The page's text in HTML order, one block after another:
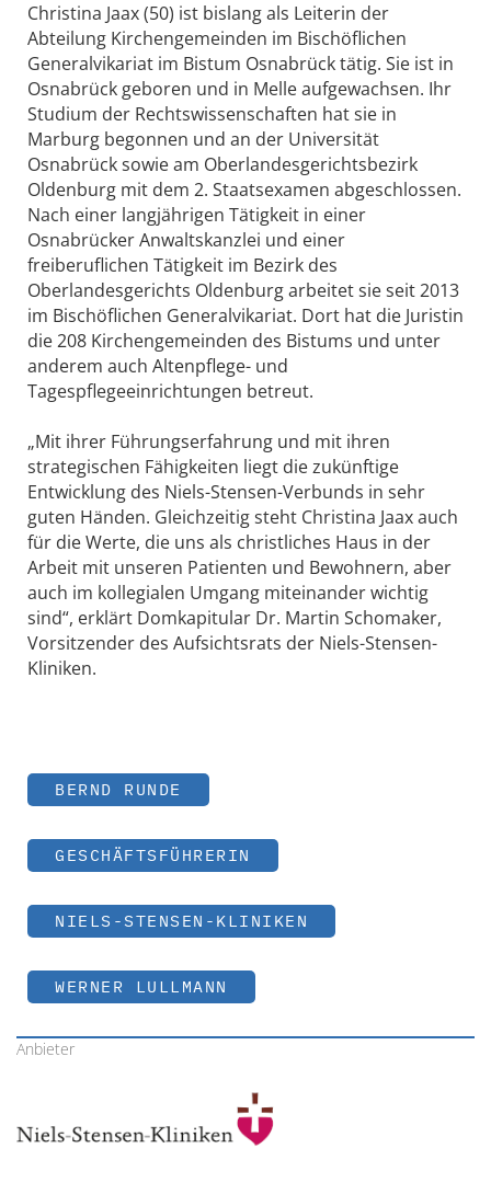
Christina Jaax (50) ist bislang als Leiterin der
Abteilung Kirchengemeinden im Bischöflichen
Generalvikariat im Bistum Osnabrück tätig. Sie ist in
Osnabrück geboren und in Melle aufgewachsen. Ihr
Studium der Rechtswissenschaften hat sie in
Marburg begonnen und an der Universität
Osnabrück sowie am Oberlandesgerichtsbezirk
Oldenburg mit dem 2. Staatsexamen abgeschlossen.
Nach einer langjährigen Tätigkeit in einer
Osnabrücker Anwaltskanzlei und einer
freiberuflichen Tätigkeit im Bezirk des
Oberlandesgerichts Oldenburg arbeitet sie seit 2013
im Bischöflichen Generalvikariat. Dort hat die Juristin
die 208 Kirchengemeinden des Bistums und unter
anderem auch Altenpflege- und
Tagespflegeeinrichtungen betreut.
„Mit ihrer Führungserfahrung und mit ihren
strategischen Fähigkeiten liegt die zukünftige
Entwicklung des Niels-Stensen-Verbunds in sehr
guten Händen. Gleichzeitig steht Christina Jaax auch
für die Werte, die uns als christliches Haus in der
Arbeit mit unseren Patienten und Bewohnern, aber
auch im kollegialen Umgang miteinander wichtig
sind“, erklärt Domkapitular Dr. Martin Schomaker,
Vorsitzender des Aufsichtsrats der Niels-Stensen-
Kliniken.
BERND RUNDE
GESCHÄFTSFÜHRERIN
NIELS-STENSEN-KLINIKEN
WERNER LULLMANN
Anbieter